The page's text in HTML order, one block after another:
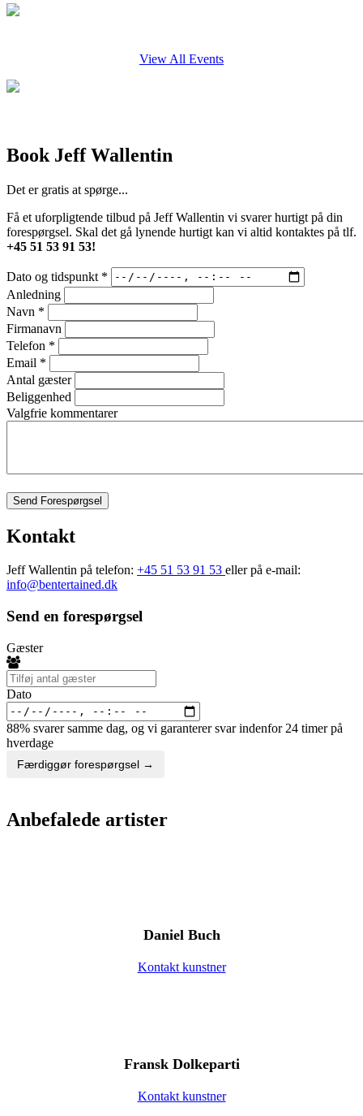
View All Events
Book Jeff Wallentin
Det er gratis at spørge...
Få et uforpligtende tilbud på Jeff Wallentin vi svarer hurtigt på din
forespørgsel. Skal det gå lynende hurtigt kan vi altid kontaktes på tlf.
+45 51 53 91 53!
Dato og tidspunkt *
Anledning
Navn *
Firmanavn
Telefon *
Email *
Antal gæster
Beliggenhed
Valgfrie kommentarer
Send Forespørgsel
Kontakt
Jeff Wallentin på telefon: +45 51 53 91 53 eller på e-mail:
info@bentertained.dk
Send en forespørgsel
Gæster
Dato
88% svarer samme dag, og vi garanterer svar indenfor 24 timer på
hverdage
Færdiggør forespørgsel →
Anbefalede artister
Daniel Buch
Kontakt kunstner
Fransk Dolkeparti
Kontakt kunstner